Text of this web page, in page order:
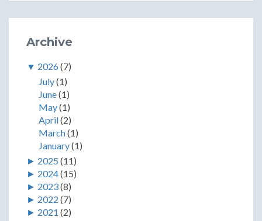
Archive
▼ 2026(7)
July(1)
June(1)
May(1)
April(2)
March(1)
January(1)
► 2025 (11)
► 2024(15)
► 2023(8)
► 2022 (7)
► 2021 (2)